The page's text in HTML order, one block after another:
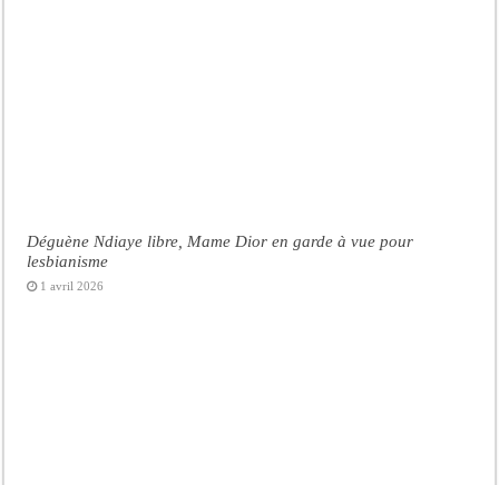
Déguène Ndiaye libre, Mame Dior en garde à vue pour
lesbianisme
1 avril 2026